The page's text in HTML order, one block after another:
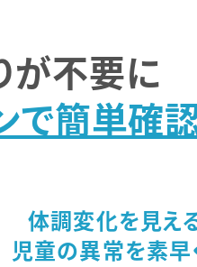
が不要に
で簡単確
体調変化を見え
児童の異常を素早